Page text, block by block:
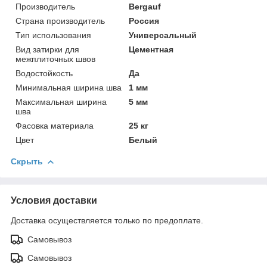
Производитель
Bergauf
Страна производитель
Россия
Тип использования
Универсальный
Вид затирки для
межплиточных швов
Цементная
Водостойкость
Да
Минимальная ширина шва
1 мм
Максимальная ширина
шва
5 мм
Фасовка материала
25 кг
Цвет
Белый
Скрыть
Условия доставки
Доставка осуществляется только по предоплате.
Самовывоз
Самовывоз